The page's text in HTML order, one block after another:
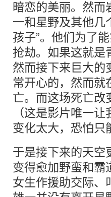
暗恋的美丽。然而
一和星野及其他几
孩子”。他们为了
抢劫。如果这就是
然而接下来巨大的
常开心的，然而就
亡。而这场死亡改
（这是影片唯一
变化太大，恐怕只
于是接下来的天空
变得愈加野蛮和霸
女生作援助交际、